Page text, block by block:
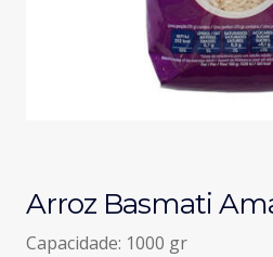
Arroz Basmati
Capacidade: 1000 gr